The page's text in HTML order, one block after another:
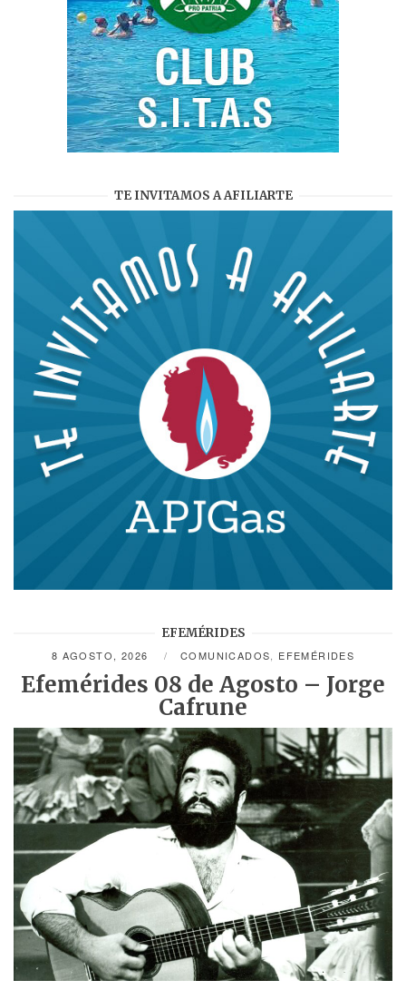
TE INVITAMOS A AFILIARTE
EFEMÉRIDES
8 AGOSTO, 2026 COMUNICADOS, EFEMÉRIDES
Efemérides 08 de Agosto – Jorge
Cafrune